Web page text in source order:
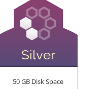
Silver
50 GB Disk Space